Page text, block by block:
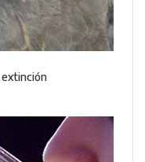
extinción